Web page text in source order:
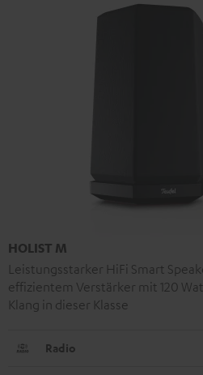
HOLIST M
Leistungsstarker HiFi Smart
effizientem Verstärker mit 120
Klang in dieser Klasse
Radio